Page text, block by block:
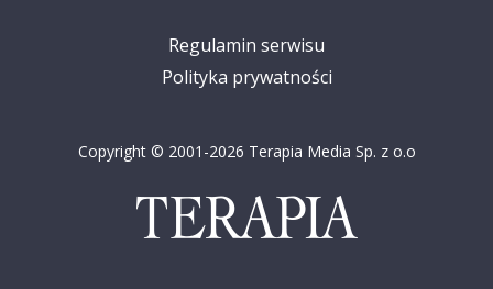
Regulamin serwisu
Polityka prywatności
Copyright © 2001-2026 Terapia Media Sp. z o.o